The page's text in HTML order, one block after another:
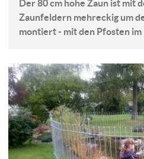
Der 80 cm hohe Zaun ist mit
Zaunfeldern mehreckig um
montiert - mit den Pfosten